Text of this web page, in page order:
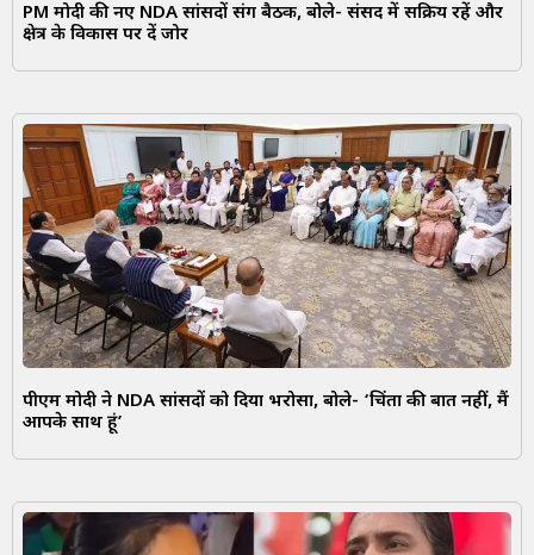
PM मोदी की नए NDA सांसदों संग बैठक, बोले- संसद में सक्रिय रहें और
क्षेत्र के विकास पर दें जोर
पीएम मोदी ने NDA सांसदों को दिया भरोसा, बोले- ‘चिंता की बात नहीं, मैं
आपके साथ हूं’